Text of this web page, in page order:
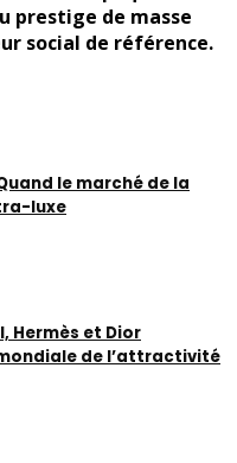
prestige de masse
social de référence.
le marché de la
luxe
Hermès et Dior
de l’attractivité